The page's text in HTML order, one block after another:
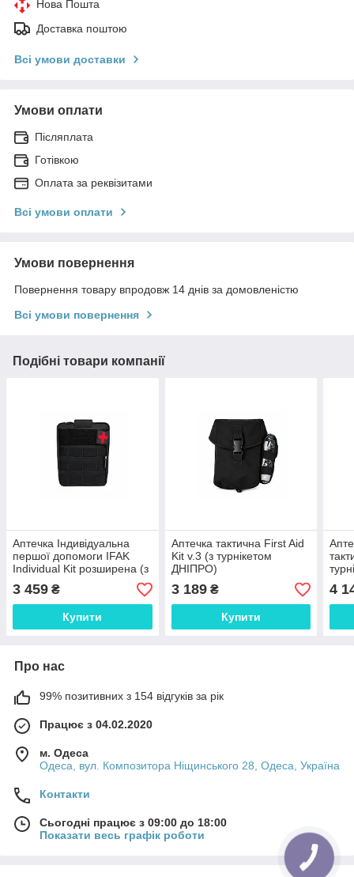
Нова Пошта
Доставка поштою
Всі умови доставки
Умови оплати
Післяплата
Готівкою
Оплата за реквізитами
Всі умови оплати
Умови повернення
Повернення товару впродовж 14 днів за домовленістю
Всі умови повернення
Подібні товари компанії
Аптечка Індивідуальна
першої допомоги IFAK
Individual Kit розширена (з
турнікетом ДНІПРО)
3 459 ₴
Купити
Аптечка тактична First Aid
Kit v.3 (з турнікетом
ДНІПРО)
3 189₴
Купити
4
Про нас
99% позитивних з 154 відгуків за рік
Працює з 04.02.2020
м. Одеса
Одеса, вул. Композитора Ніщинського 28, Одеса, Україна
Контакти
Сьогодні працює з 09:00 до 18:00
Показати весь графік роботи